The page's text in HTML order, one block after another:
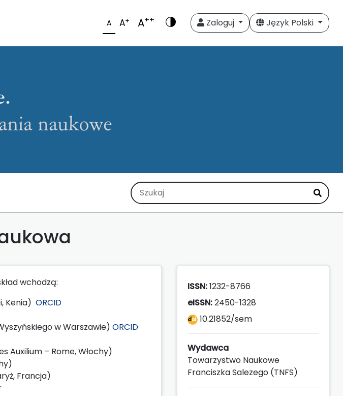
A A+ A++ Zaloguj Język Polski
wchodzą:
Kenia) ORCID
w Warszawie) ORCID
Auxilium – Rome, Włochy)
Francja)
ISSN:1232-8766
eISSN:2450-1328
10.21852/sem
Wydawca
Towarzystwo Naukowe
Franciszka Salezego (TNFS)